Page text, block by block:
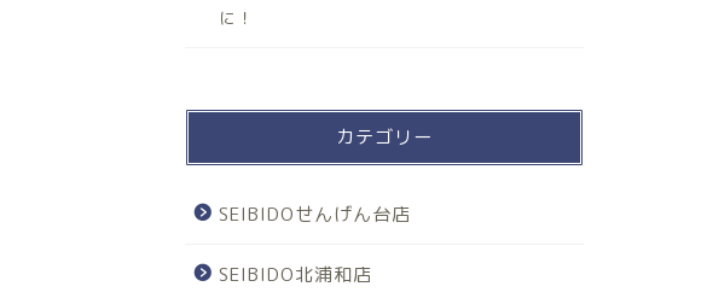
に！
カテゴリー
SEIBIDOせんげん台店
SEIBIDO北浦和店